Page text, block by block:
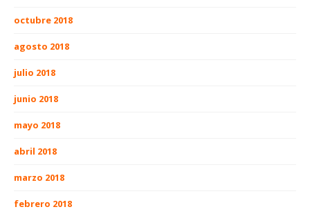
octubre 2018
agosto 2018
julio 2018
junio 2018
mayo 2018
abril 2018
marzo 2018
febrero 2018